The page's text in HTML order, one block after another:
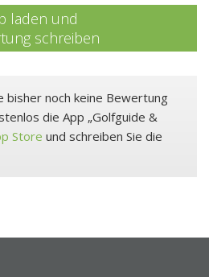
laden und
schreiben
bisher noch keine Bewertung
die App „Golfguide &
Store und schreiben Sie die